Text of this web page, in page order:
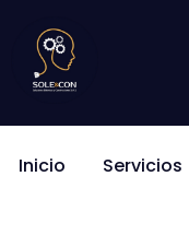
Inicio Servicios